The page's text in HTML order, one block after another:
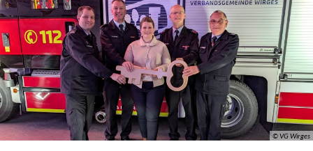
© VG Wirges